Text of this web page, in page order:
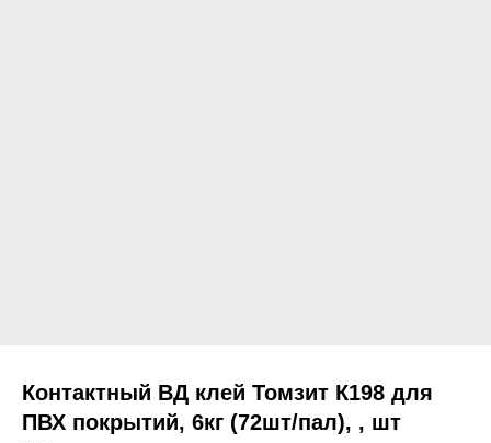
Контактный ВД клей Томзит К198 для
ПВХ покрытий, 6кг (72шт/пал), , шт